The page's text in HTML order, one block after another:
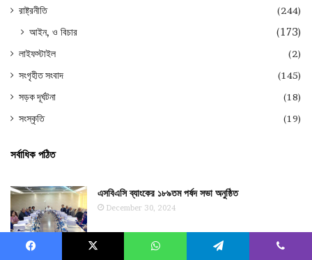
রাষ্ট্রনীতি (244)
আইন, ও বিচার (173)
লাইফস্টাইল
(2)
সংগৃহীত সংবাদ
(145)
সড়ক দূর্ঘটনা
(18)
সংস্কৃতি
(19)
সর্বাধিক পঠিত
এসবিএসি ব্যাংকের ১৮৯তম পর্ষদ সভা অনুষ্ঠিত
December 30, 2024
শার্শায় নিহতের দুই মাস পর কবর থেকে গৃহবধূর লাশ উত্তোলন